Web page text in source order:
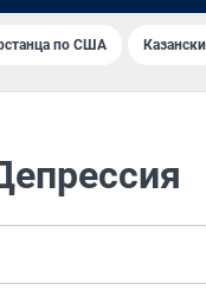
по США